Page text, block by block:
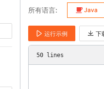
所有语言 Java
运行示例 下
50 lines